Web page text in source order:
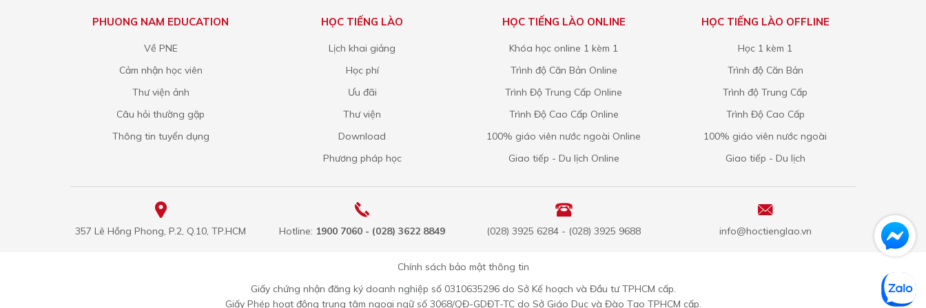
PHUONG NAM EDUCATION
Về PNE
Cảm nhận học viên
Thư viện ảnh
Câu hỏi thường gặp
Thông tin tuyển dụng
HỌC TIẾNG LÀO
Lịch khai giảng
Học phí
Ưu đãi
Thư viện
Download
Phương pháp học
HỌC TIẾNG LÀO ONLINE
Khóa học online 1 kèm 1
Trình độ Căn Bản Online
Trình Độ Trung Cấp Online
Trình Độ Cao Cấp Online
100% giáo viên nước ngoài Online
Giao tiếp - Du lịch Online
HỌC TIẾNG LÀO OFFLINE
Học 1 kèm 1
Trình độ Căn Bản
Trình độ Trung Cấp
Trình Độ Cao Cấp
100% giáo viên nước ngoài
Giao tiếp - Du lịch
357 Lê Hồng Phong, P.2, Q.10, TP.HCM Hotline: 1900 7060 - (028) 3622 8849 (028) 3925 6284 - (028) 3925 9688 info@hoctienglao.vn
Chính sách bảo mật thông tin
Giấy chứng nhận đăng ký doanh nghiệp số 0310635296 do Sở Kế hoạch và Đầu tư TPHCM cấp.
Giấy Phép hoạt động trung tâm ngoại ngữ số 3068/QĐ-GDĐT-TC do Sở Giáo Dục và Đào Tạo TPHCM cấp.